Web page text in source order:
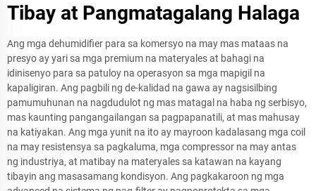
Tibay at Pangmatagalang Halaga
Ang mga dehumidifier para sa komersyo na may mas mataas na
presyo ay yari sa mga premium na materyales at bahagi na
idinisenyo para sa patuloy na operasyon sa mga mapigil na
kapaligiran. Ang pagbili ng de-kalidad na gawa ay nagsisilbing
pamumuhunan na nagdudulot ng mas matagal na haba ng serbisyo,
mas kaunting pangangailangan sa pagpapanatili, at mas mahusay
na katiyakan. Ang mga yunit na ito ay mayroon kadalasang mga coil
na may resistensya sa pagkaluma, mga compressor na may antas
ng industriya, at matibay na materyales sa katawan na kayang
tibayin ang masasamang kondisyon. Ang pagkakaroon ng mga